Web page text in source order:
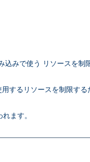
みで使う リソースを
するリソースを制限す
ます。